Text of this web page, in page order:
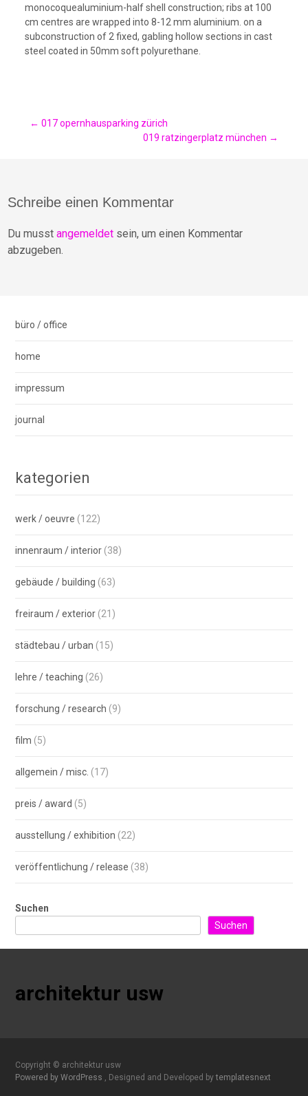
monocoquealuminium-half shell construction; ribs at 100
cm centres are wrapped into 8-12 mm aluminium. on a
subconstruction of 2 fixed, gabling hollow sections in cast
steel coated in 50mm soft polyurethane.
Post
← 017 opernhausparking zürich
019 ratzingerplatz münchen →
Schreibe einen Kommentar
Du musstangemeldet sein, um einen Kommentar
abzugeben.
büro / office
home
impressum
journal
kategorien
werk / oeuvre (122)
innenraum / interior (38)
gebäude / building (63)
freiraum / exterior (21)
städtebau / urban (15)
lehre / teaching (26)
forschung / research (9)
film (5)
allgemein / misc. (17)
preis / award (5)
ausstellung / exhibition (22)
veröffentlichung / release (38)
Suchen
Suchen
architektur usw
Copyright © architektur usw
Powered by WordPress , Designed and Developed bytemplatesnext